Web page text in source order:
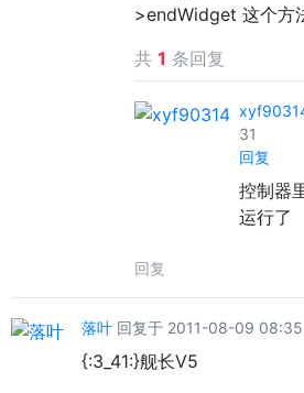
>endWidget 这个方
共 1 条回复
31
回复
控制器
运行了
回复
落叶 回复于 2011-08-09 08:35
{:3_41:}舰长V5